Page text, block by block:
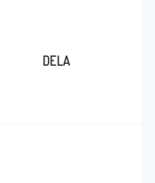
DELA